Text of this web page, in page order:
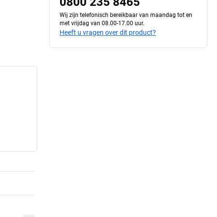
Wij zijn telefonisch bereikbaar van maandag tot en
met vrijdag van 08.00-17.00 uur.
Heeft u vragen over dit product?